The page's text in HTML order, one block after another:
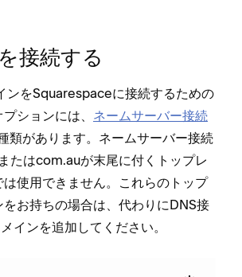
接続する
ンをSquarespaceに接続するための
シ⁠ョンには⁠、 ネ⁠ームサ⁠ーバ⁠ー接続
類があります⁠。ネ⁠ームサ⁠ーバ⁠ー接続
たはcom⁠.auが末尾に付くト⁠ップレ
使用できません⁠。これらのト⁠ップ
をお持ちの場合は⁠、代わりにDNS接
インを追加してください⁠。